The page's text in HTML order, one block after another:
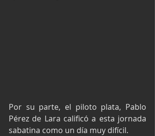
Por su parte, el piloto plata, Pablo
Pérez de Lara calificó a esta jornada
sabatina como un día muy difícil.